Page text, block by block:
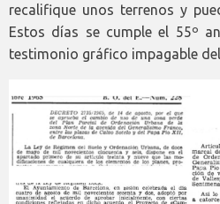
recalifique unos terrenos y
Estos días se cumple el 55º
testimonio gráfico impagable del